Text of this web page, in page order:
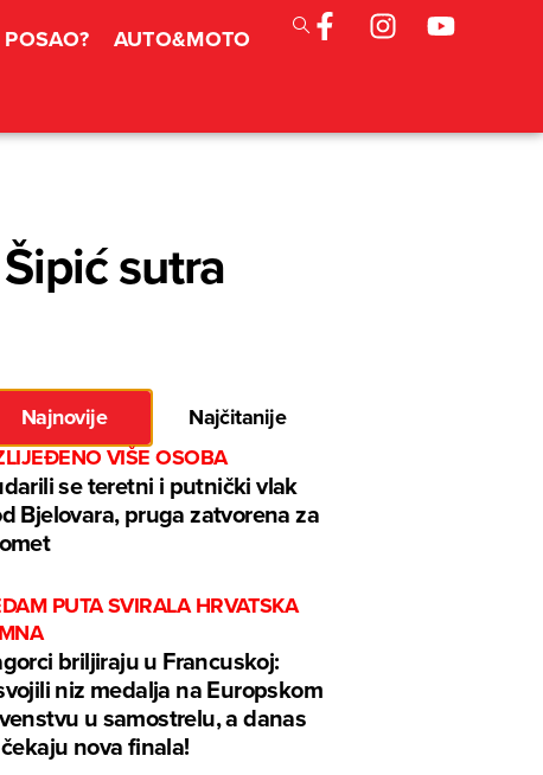
AUTO&MOTO
sutra
Najnovije
Najčitanije
VIŠE OSOBA
se teretni i putnički vlak
Bjelovara, pruga zatvorena za
PUTA SVIRALA HRVATSKA
briljiraju u Francuskoj:
niz medalja na Europskom
u samostrelu, a danas
nova finala!